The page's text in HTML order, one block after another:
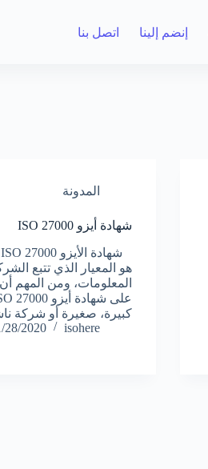
إنضم إلينا اتصل بنا
المدونة
شهادة أيزو ISO 27000
هو المعيار الذي تتبع
المعلومات، ومن
كبيرة، صغيرة أو شركة
isohere
28/2020